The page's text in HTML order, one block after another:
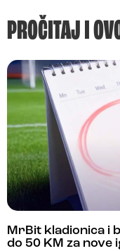
PROČITAJ I
MrBit kladionica i
do 50 KM za nove